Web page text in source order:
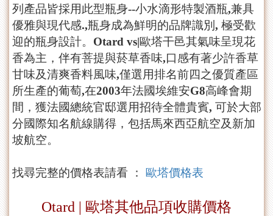
列產品皆採用此型瓶身--小水滴形特製酒瓶,兼具
優雅與現代感.,瓶身成為鮮明的品牌識別, 極受歡
迎的瓶身設計。Otard vs|歐塔干邑其氣味呈現花
香為主，伴有菩提與菸草香味,口感有著少許香草
甘味及清爽香料風味,僅選用排名前四之優質產區
所生產的葡萄,在2003年法國埃維安G8高峰會期
間，獲法國總統官邸選用招待全體貴賓, 可於大部
分國際知名航線購得，包括馬來西亞航空及新加
坡航空。
找尋完整的價格表請看 ： 歐塔價格表
Otard | 歐塔其他品項收購價格